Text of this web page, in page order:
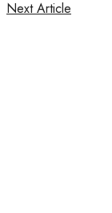
Next Article